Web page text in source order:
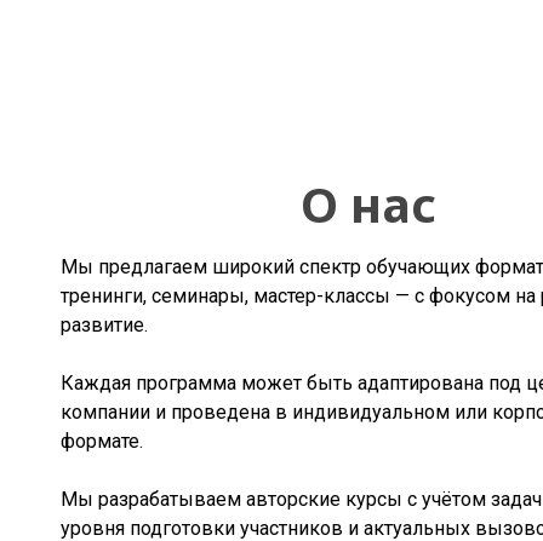
О нас
Мы предлагаем широкий спектр обучающих
тренинги, семинары, мастер-классы — с фокусом на
развитие.
Каждая программа может быть адаптирована под
компании и проведена в индивидуальном или
формате.
Мы разрабатываем авторские курсы с учётом задач
уровня подготовки участников и актуальных